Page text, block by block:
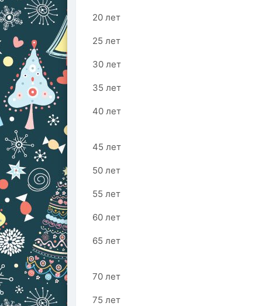
20 лет
25 лет
30 лет
35 лет
40 лет
45 лет
50 лет
55 лет
60 лет
65 лет
70 лет
75 лет